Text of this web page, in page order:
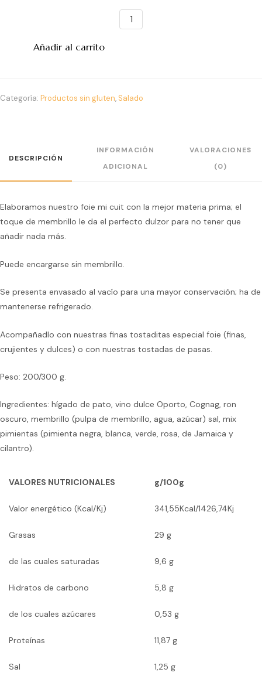
Añadir al carrito
Categoría: Productos sin gluten, Salado
DESCRIPCIÓN
INFORMACIÓN
ADICIONAL
VALORACIONES
(0)
Elaboramos nuestro foie mi cuit con la mejor materia prima; el
toque de membrillo le da el perfecto dulzor para no tener que
añadir nada más.
Puede encargarse sin membrillo.
Se presenta envasado al vacío para una mayor conservación; ha de
mantenerse refrigerado.
Acompañadlo con nuestras finas tostaditas especial foie (finas,
crujientes y dulces) o con nuestras tostadas de pasas.
Peso: 200/300 g.
Ingredientes: hígado de pato, vino dulce Oporto, Cognag, ron
oscuro, membrillo (pulpa de membrillo, agua, azúcar) sal, mix
pimientas (pimienta negra, blanca, verde, rosa, de Jamaica y
cilantro).
VALORES NUTRICIONALES g/100g
Valor energético (Kcal/Kj) 341,55Kcal/1426,74Kj
Grasas 29 g
de las cuales saturadas 9,6 g
Hidratos de carbono 5,8 g
de los cuales azúcares 0,53 g
Proteínas 11,87 g
Sal 1,25 g